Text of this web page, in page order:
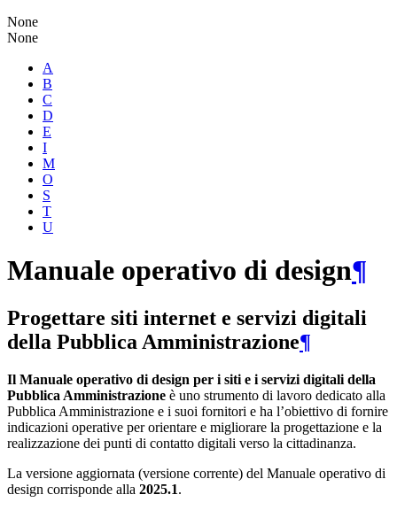
None
None
A
B
C
D
E
I
M
O
S
T
U
Manuale operativo di design¶
Progettare siti internet e servizi digitali
della Pubblica Amministrazione¶
Il Manuale operativo di design per i siti e i servizi digitali della
Pubblica Amministrazione è uno strumento di lavoro dedicato alla
Pubblica Amministrazione e i suoi fornitori e ha l’obiettivo di fornire
indicazioni operative per orientare e migliorare la progettazione e la
realizzazione dei punti di contatto digitali verso la cittadinanza.
La versione aggiornata (versione corrente) del Manuale operativo di
design corrisponde alla 2025.1.